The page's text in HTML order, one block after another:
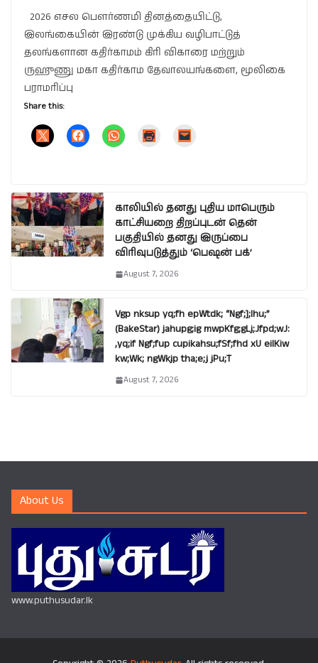
2026 எசல பௌர்ணமி தினத்தையிட்டு,
இலங்கையின் இரண்டு முக்கிய வழிபாட்டுத்
தலங்களான கதிர்காமம் கிரி விகாரை மற்றும்
ருஹுணு மகா கதிர்காம தேவாலயங்களை, மூலிகை
பராமரிப்பு
Share this:
காலியில் தனது புதிய மாபெரும்
காட்சியறை திறப்புடன் தென்
பகுதியில் தனது இருப்பை
விரிவுபடுத்தும் ‘பெஷன் பக்’
August 7, 2026
Vgp nksup yq;fh epWtdk; “Ngf;];lhu;”
(BakeStar) jahupg;ig mwpKfg;gLj;Jfpd;wJ:
,yq;if Ngf;fup cupikahsu;fSf;fhd xU eilKiw
kw;Wk; ngWkjp tha;e;j jPu;T
August 7, 2026
About Us
www.puthusudar.lk